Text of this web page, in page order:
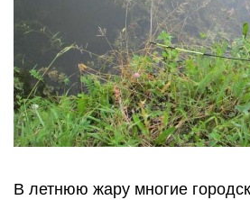
В летнюю жару многие